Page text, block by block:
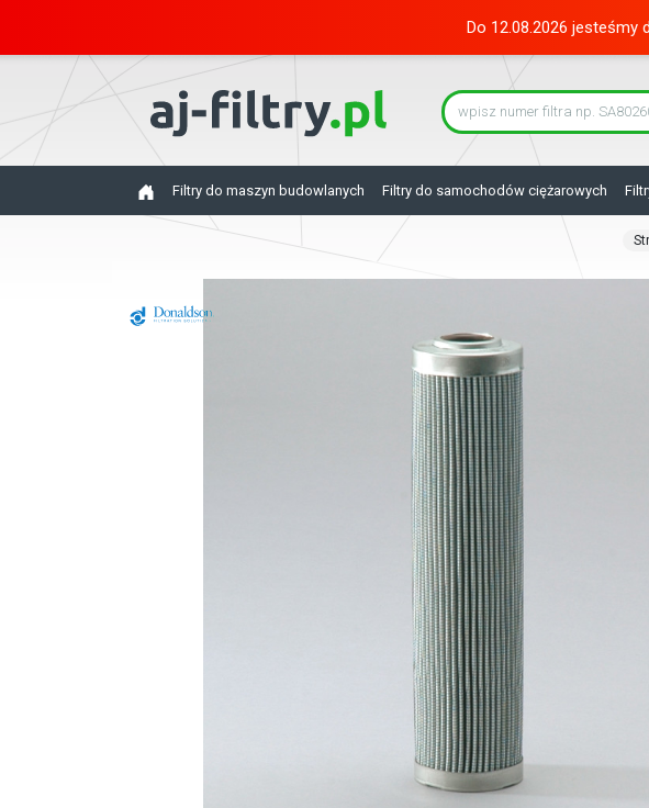
Do 12.08.2026 jesteśmy
Filtry do maszyn budowlanych Filtry do samochodów ciężarowych